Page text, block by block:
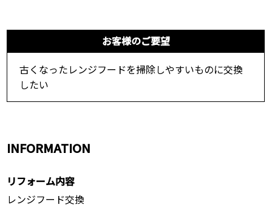
お客様のご要望
古くなったレンジフードを掃除しやすいものに交換
したい
INFORMATION
リフォーム内容
レンジフード交換